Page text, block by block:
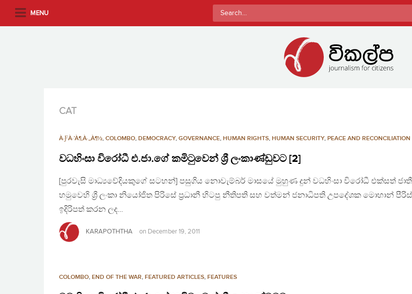
MENU
Search
for:
CAT
À·ƑÀ·’À¶‚À·„À¶½, COLOMBO, DEMOCRACY, GOVERNANCE, HUMAN RIGHTS, HUMAN SECURITY, PEACE AND RECONCILIATION
වධහිංසා විරෝධී එ.ජා.ගේ කමිටුවෙන් ශ්‍රී ලංකාණ්ඩුවට [2]
[පුරවැසි මාධ්‍යවේදියකුගේ සටහන්] පසුගිය නොවැම්බර් මාසයේ මුහුණ දුන් වධහිංසා විරෝධී එක්සත්
හමුවෙහි ශ්‍රී ලංකා නියෝජිත පිරිසේ ප්‍රධානී හිටපු නීතිපති සහ වත්මන් ජනාධිපති උපදේශක මොහාන්
ඉදිරිපත් කරන ලද…
KARAPOTHTHA on December 19, 2011
COLOMBO, END OF THE WAR, FEATURED ARTICLES, FEATURES